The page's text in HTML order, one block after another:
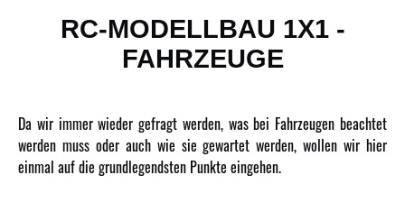
RC-MODELLBAU 1X1 -
FAHRZEUGE
Da wir immer wieder gefragt werden, was bei Fahrzeugen beachtet
werden muss oder auch wie sie gewartet werden, wollen wir hier
einmal auf die grundlegendsten Punkte eingehen.